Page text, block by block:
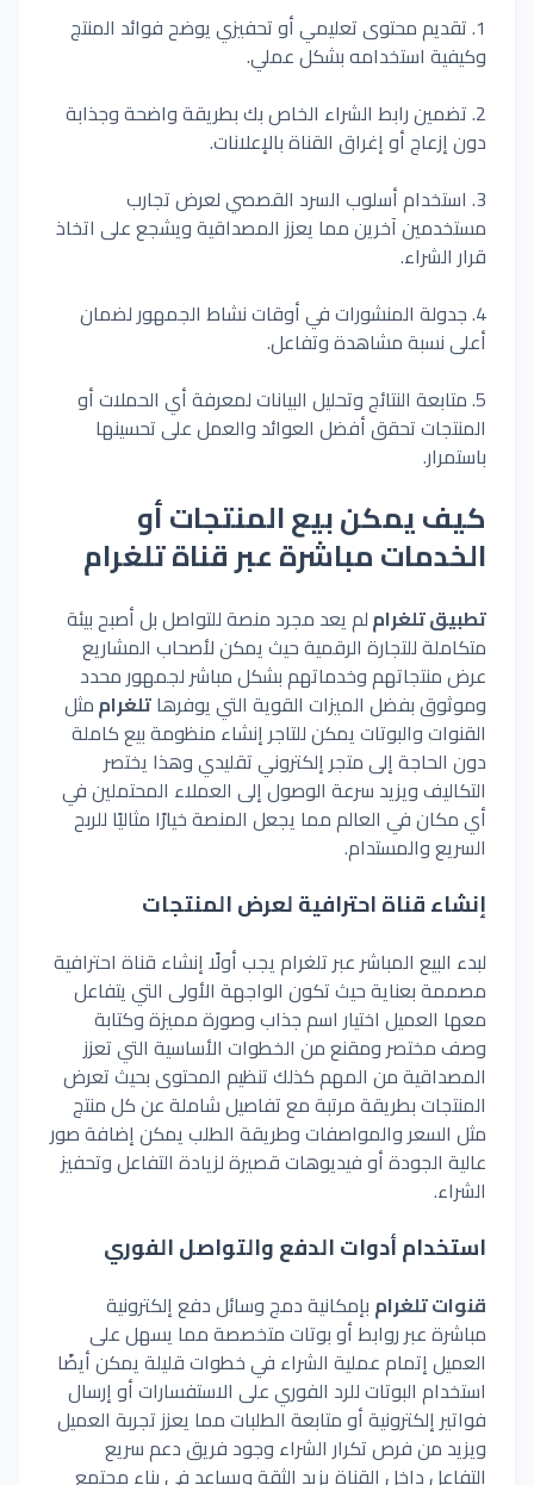
1. تقديم محتوى تعليمي أو تحفيزي يوضح فوائد المنتج
وكيفية استخدامه بشكل عملي.
2. تضمين رابط الشراء الخاص بكبطريقةواضحة وجذابة
دون إزعاج أو إغراق القناة بالإعلانات.
3. استخدام أسلوب السرد القصصي لعرض تجارب
مستخدمين آخرين مما يعزز المصداقية ويشجع على اتخاذ
قرار الشراء.
4. جدولة المنشورات في أوقات نشاط الجمهورلضمان
أعلىنسبةمشاهدةوتفاعل.
5. متابعة النتائج وتحليل البيانات لمعرفة أي الحملات أو
المنتجات تحقق أفضل العوائد والعمل على تحسينها
باستمرار.
كيف يمكن بيع المنتجات أو
الخدمات مباشرة عبر قناة تلغرام
تطبيق تلغراملم يعد مجرد منصة للتواصل بل أصبح بيئة
متكاملة للتجارة الرقمية حيث يمكن لأصحاب المشاريع
عرض منتجاتهم وخدماتهم بشكل مباشرلجمهورمحدد
وموثوق بفضل الميزات القوية التييوفرهاتلغراممثل
القنواتوالبوتاتيمكن للتاجر إنشاء منظومة بيع كاملة
دون الحاجة إلى متجر إلكتروني تقليدي وهذا يختصر
التكاليف ويزيد سرعة الوصول إلى العملاء المحتملين في
أي مكان في العالم مما يجعل المنصة خيارًا مثاليًا للربح
السريع والمستدام.
إنشاء قناة احترافية لعرض المنتجات
لبدء البيع المباشر عبرتلغراميجب أولًا إنشاء قناة احترافية
مصممة بعناية حيث تكون الواجهة الأولى التي يتفاعل
معها العميل اختيار اسم جذاب وصورة مميزة وكتابة
وصف مختصر ومقنع من الخطوات الأساسية التي تعزز
المصداقية من المهم كذلك تنظيم المحتوى بحيث تعرض
المنتجاتبطريقةمرتبة مع تفاصيل شاملة عن كل منتج
مثل السعر والمواصفات وطريقة الطلب يمكن إضافة صور
عالية الجودة أو فيديوهات قصيرة لزيادة التفاعل وتحفيز
الشراء.
استخدام أدوات الدفع والتواصل الفوري
قنوات تلغرام بإمكانيةدمجوسائل دفع إلكترونية
مباشرة عبر روابط أوبوتاتمتخصصة مما يسهل على
العميل إتمام عملية الشراء في خطوات قليلة يمكن أيضًا
استخدام البوتاتللرد الفوري على الاستفسارات أو إرسال
فواتيرإلكترونية أو متابعة الطلبات مما يعزز تجربة العميل
ويزيد من فرص تكرار الشراء وجود فريق دعم سريع
التفاعل داخل القناة يزيد الثقة ويساعد في بناء مجتمع